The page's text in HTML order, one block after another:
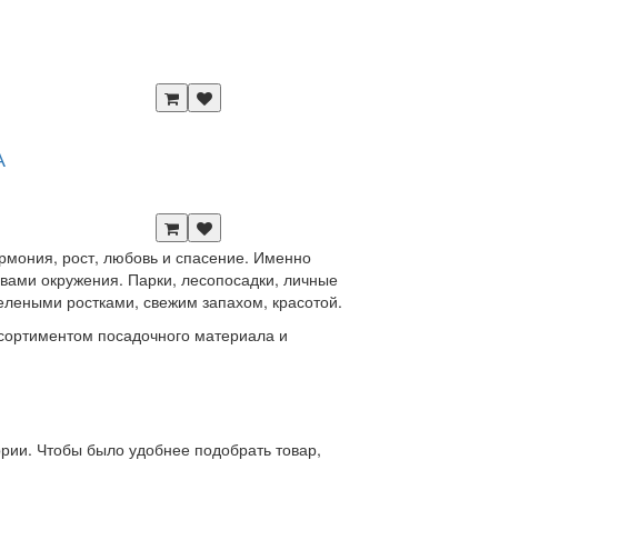
рост, любовь и спасение. Именно
окружения. Парки, лесопосадки, личные
ростками, свежим запахом, красотой.
посадочного материала и
Чтобы было удобнее подобрать товар,